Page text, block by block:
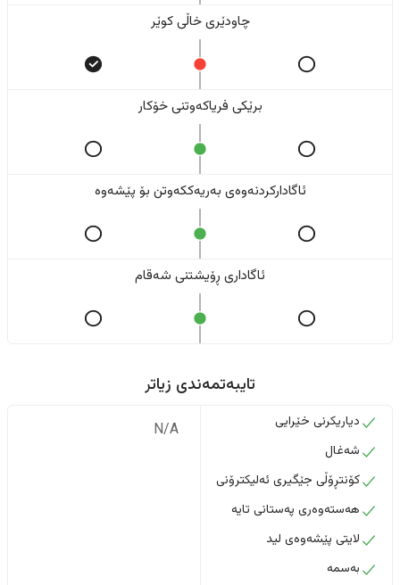
چاودێری خاڵی کوێر
برێکی فریاکەوتنی خۆکار
ئاگادارکردنەوەی بەریەککەوتن بۆ پێشەوە
ئاگاداری ڕۆیشتنی شەقام
تایبەتمەندی زیاتر
دیاریکرنی خێرایی
شەغال
کۆنتڕۆڵی جێگیری ئەلیکترۆنی
هەستەوەری پەستانی تایە
لایتی پێشەوەی لید
بەسمە
N/A